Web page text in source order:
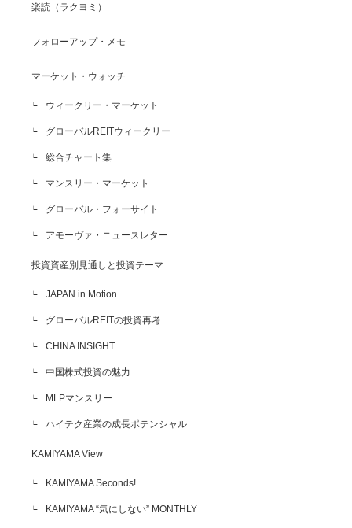
楽読（ラクヨミ）
フォローアップ・メモ
マーケット・ウォッチ
ウィークリー・マーケット
グローバルREITウィークリー
総合チャート集
マンスリー・マーケット
グローバル・フォーサイト
アモーヴァ・ニュースレター
投資資産別見通しと投資テーマ
JAPAN in Motion
グローバルREITの投資再考
CHINA INSIGHT
中国株式投資の魅力
MLPマンスリー
ハイテク産業の成長ポテンシャル
KAMIYAMA View
KAMIYAMA Seconds!
KAMIYAMA “気にしない” MONTHLY